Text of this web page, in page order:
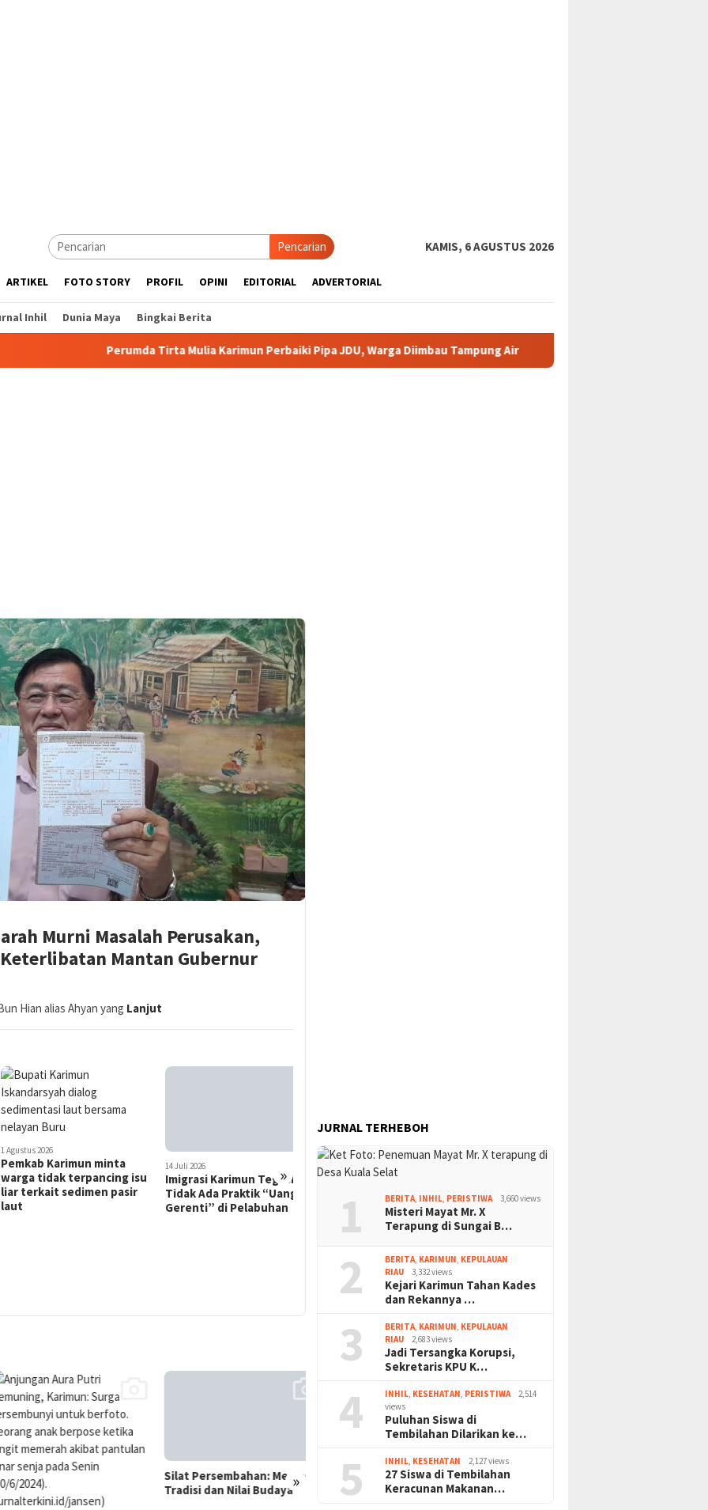
Pencarian KAMIS, 6 AGUSTUS 2026
ARTIKEL FOTO STORY PROFIL OPINI EDITORIAL ADVERTORIAL
Inhil Dunia Maya Bingkai Berita
Perumda Tirta Mulia Karimun Perbaiki Pipa JDU, Warga Diimbau Tampung Air Pemkab Karimun minta warga tidak
Murni Masalah Perusakan,
Mantan Gubernur
Hian alias Ahyan yang Lanjut
»
2026
Karimun minta
tidak terpancing isu
terkait sedimen pasir
14 Juli 2026
Sisi Lain ‘Gerenti’ di
Karimun: Antara Tuntutan
Perut dan Etika
belum ada izin pengelolaan
sedimen pasir laut di Pulau
Buru
»
Barongsai, Kesenian
Tradisional Tionghoa Makin
Masa Tenang Pemilu 2024
JURNAL TERHEBOH
1 BERITA, INHIL, PERISTIWA 3,660 views
Misteri Mayat Mr. X
Terapung di Sungai B…
2 BERITA, KARIMUN, KEPULAUAN
RIAU
3,332 views
Kejari Karimun Tahan Kades
dan Rekannya …
3 BERITA, KARIMUN, KEPULAUAN
RIAU
2,683 views
Jadi Tersangka Korupsi,
Sekretaris KPU K…
4 INHIL, KESEHATAN, PERISTIWA
2,514
views
Puluhan Siswa di
Tembilahan Dilarikan ke…
5 INHIL, KESEHATAN 2,127 views
27 Siswa di Tembilahan
Keracunan Makanan…